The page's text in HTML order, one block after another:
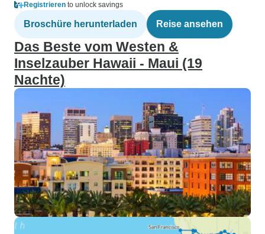
Registrieren to unlock savings
Broschüre herunterladen Reise ansehen
Das Beste vom Westen &
Inselzauber Hawaii - Maui (19
Nachte)